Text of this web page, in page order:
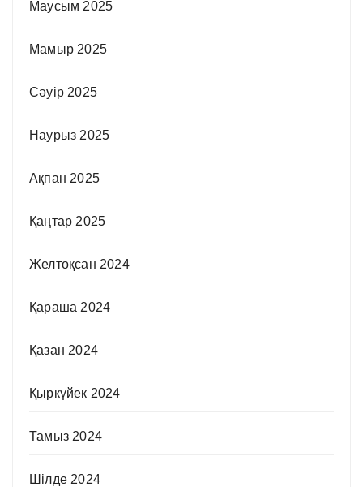
Маусым 2025
Мамыр 2025
Сәуір 2025
Наурыз 2025
Ақпан 2025
Қаңтар 2025
Желтоқсан 2024
Қараша 2024
Қазан 2024
Қыркүйек 2024
Тамыз 2024
Шілде 2024